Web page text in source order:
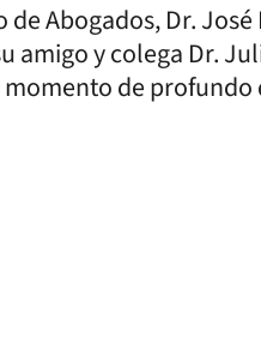
Abogados, Dr.
amigo y colega Dr.
de